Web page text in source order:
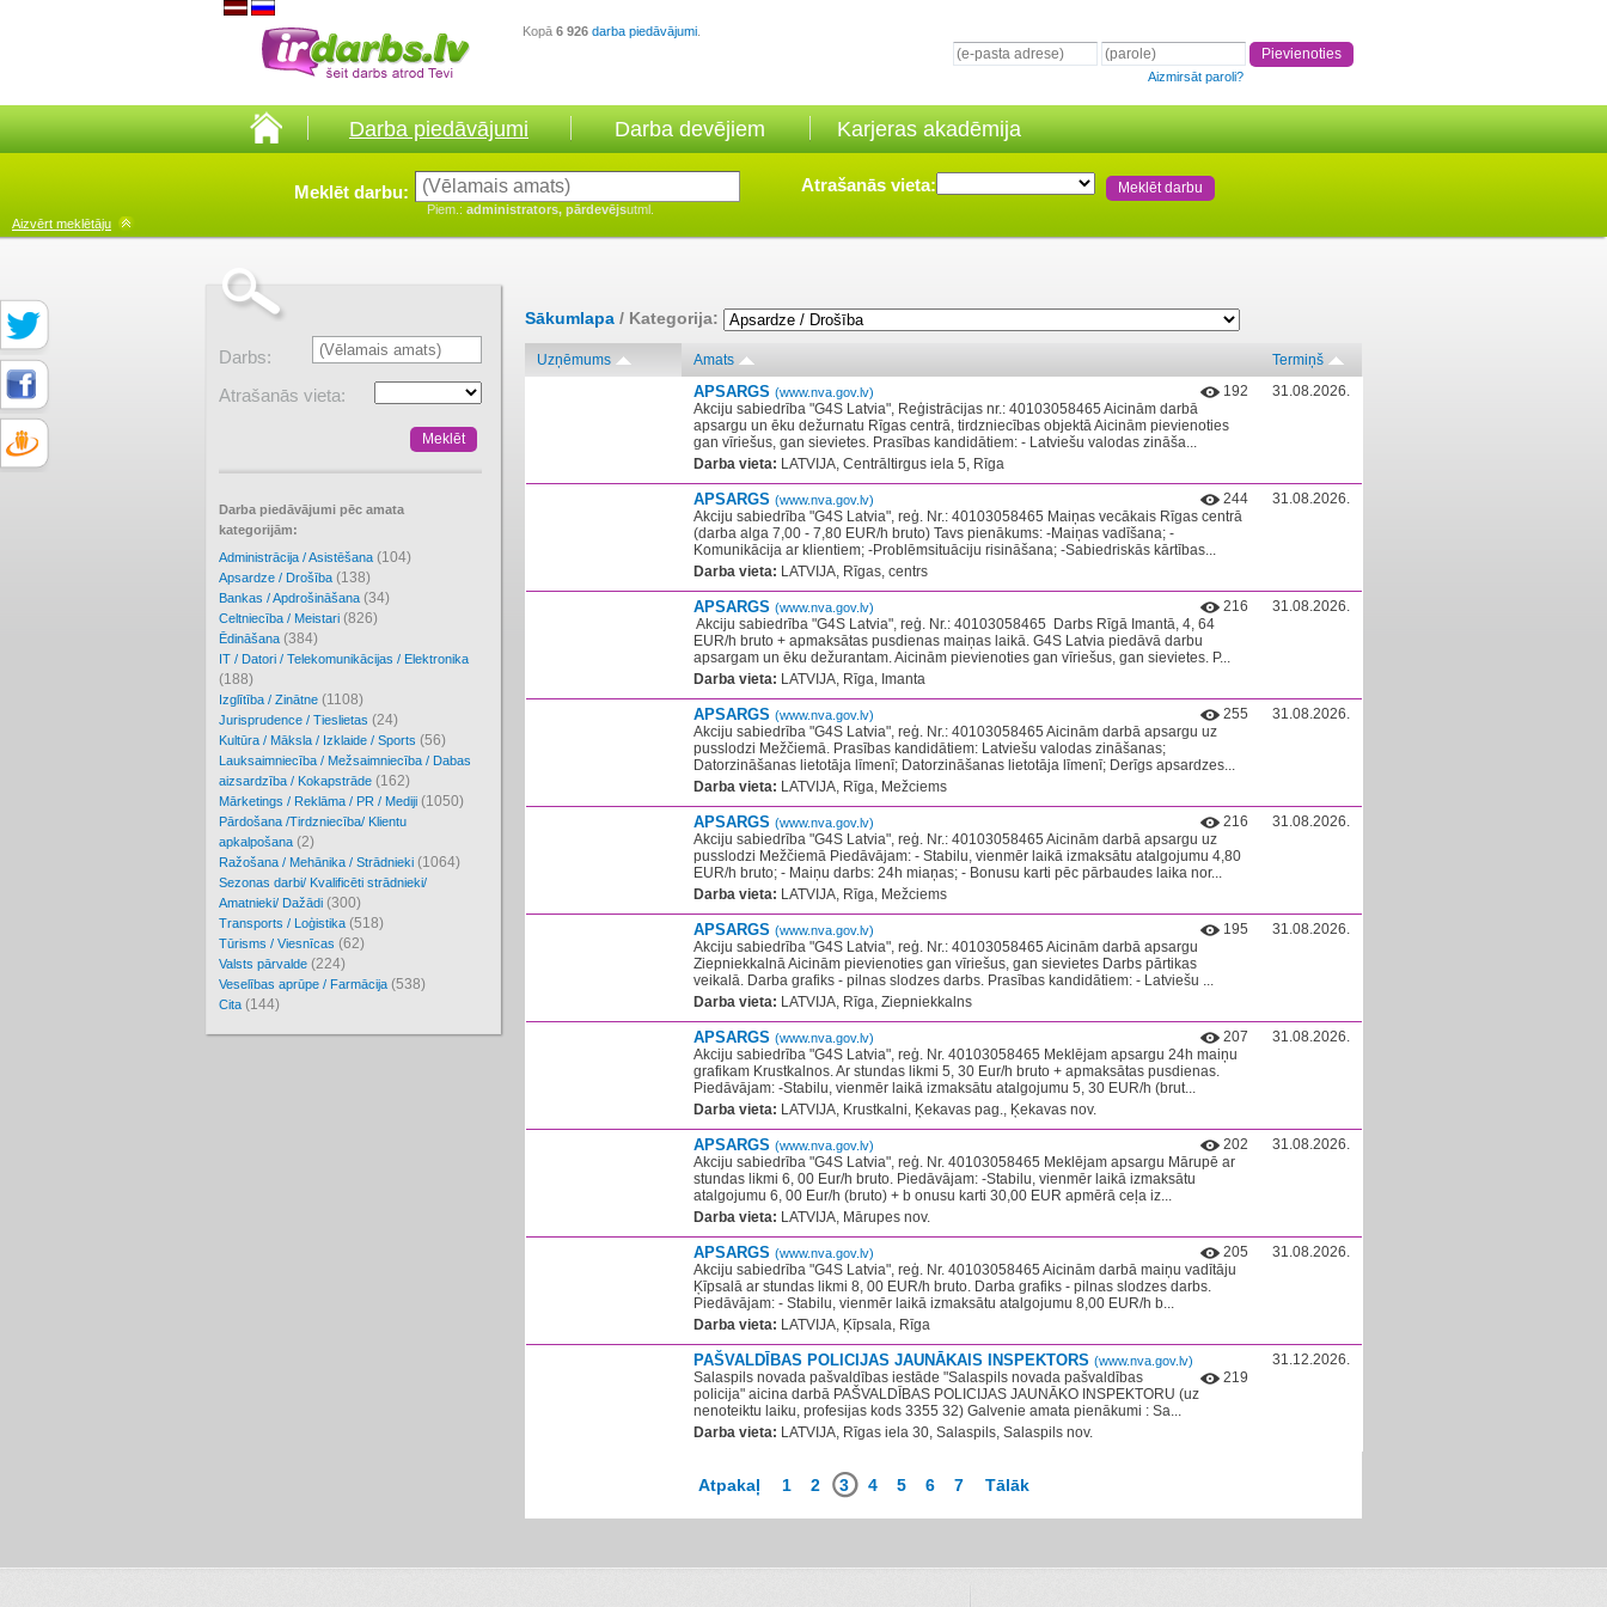
Kopā 6 926 darba piedāvājumi
Aizmirsāt paroli?
Darba piedāvājumi Darba devējiem Karjeras akadēmija
Meklēt darbu:
Piem.: administrators, pārdevējsutml.
Atrašanās vieta:
Aizvērt meklētāju
Darbs:
Atrašanās vieta:
Darba piedāvājumi pēc amata
kategorijām:
Administrācija / Asistēšana (104)
Apsardze / Drošība (138)
Bankas / Apdrošināšana (34)
Celtniecība / Meistari (826)
Ēdināšana (384)
IT / Datori / Telekomunikācijas / Elektronika
(188)
Izglītība / Zinātne (1108)
Jurisprudence / Tieslietas (24)
Kultūra / Māksla / Izklaide / Sports (56)
Lauksaimniecība / Mežsaimniecība / Dabas
aizsardzība / Kokapstrāde (162)
Mārketings / Reklāma / PR / Mediji (1050)
Pārdošana /Tirdzniecība/ Klientu
apkalpošana (2)
Ražošana / Mehānika / Strādnieki (1064)
Sezonas darbi/ Kvalificēti strādnieki/
Amatnieki/ Dažādi (300)
Transports / Loģistika (518)
Tūrisms / Viesnīcas (62)
Valsts pārvalde (224)
Veselības aprūpe / Farmācija (538)
Cita (144)
Sākumlapa / Kategorija:
Uzņēmums Amats Termiņš
APSARGS (www.nva.gov.lv)
192
Akciju sabiedrība "G4S Latvia", Reģistrācijas nr.: 40103058465 Aicinām darbā
apsargu un ēku dežurnatu Rīgas centrā, tirdzniecības objektā Aicinām pievienoties
gan vīriešus, gan sievietes. Prasības kandidātiem: - Latviešu valodas zināša...
Darba vieta: LATVIJA, Centrāltirgus iela 5, Rīga
31.08.2026.
APSARGS (www.nva.gov.lv)
244
Akciju sabiedrība "G4S Latvia", reģ. Nr.: 40103058465 Maiņas vecākais Rīgas centrā
(darba alga 7,00 - 7,80 EUR/h bruto) Tavs pienākums: -Maiņas vadīšana; -
Komunikācija ar klientiem; -Problēmsituāciju risināšana; -Sabiedriskās kārtības...
Darba vieta: LATVIJA, Rīgas, centrs
31.08.2026.
APSARGS (www.nva.gov.lv)
216
​ Akciju sabiedrība "G4S Latvia", reģ. Nr.: 40103058465 ​ Darbs Rīgā Imantā, 4, 64
EUR/h bruto + apmaksātas pusdienas maiņas laikā. G4S Latvia piedāvā darbu
apsargam un ēku dežurantam. Aicinām pievienoties gan vīriešus, gan sievietes. P...
Darba vieta: LATVIJA, Rīga, Imanta
31.08.2026.
APSARGS (www.nva.gov.lv)
255
Akciju sabiedrība "G4S Latvia", reģ. Nr.: 40103058465 Aicinām darbā apsargu uz
pusslodzi Mežčiemā. Prasības kandidātiem: Latviešu valodas zināšanas;
Datorzināšanas lietotāja līmenī; Datorzināšanas lietotāja līmenī; Derīgs apsardzes...
Darba vieta: LATVIJA, Rīga, Mežciems
31.08.2026.
APSARGS (www.nva.gov.lv)
216
Akciju sabiedrība "G4S Latvia", reģ. Nr.: 40103058465 Aicinām darbā apsargu uz
pusslodzi Mežčiemā Piedāvājam: - Stabilu, vienmēr laikā izmaksātu atalgojumu 4,80
EUR/h bruto; - Maiņu darbs: 24h miaņas; - Bonusu karti pēc pārbaudes laika nor...
Darba vieta: LATVIJA, Rīga, Mežciems
31.08.2026.
APSARGS (www.nva.gov.lv)
195
Akciju sabiedrība "G4S Latvia", reģ. Nr.: 40103058465 Aicinām darbā apsargu
Ziepniekkalnā Aicinām pievienoties gan vīriešus, gan sievietes Darbs pārtikas
veikalā. Darba grafiks - pilnas slodzes darbs. Prasības kandidātiem: - Latviešu ...
Darba vieta: LATVIJA, Rīga, Ziepniekkalns
31.08.2026.
APSARGS (www.nva.gov.lv)
207
Akciju sabiedrība "G4S Latvia", reģ. Nr. 40103058465 Meklējam apsargu 24h maiņu
grafikam Krustkalnos. Ar stundas likmi 5, 30 Eur/h bruto + apmaksātas pusdienas.
Piedāvājam: -Stabilu, vienmēr laikā izmaksātu atalgojumu 5, 30 EUR/h (brut...
Darba vieta: LATVIJA, Krustkalni, Ķekavas pag., Ķekavas nov.
31.08.2026.
APSARGS (www.nva.gov.lv)
202
Akciju sabiedrība "G4S Latvia", reģ. Nr. 40103058465 Meklējam apsargu Mārupē ar
stundas likmi 6, 00 Eur/h bruto. Piedāvājam: -Stabilu, vienmēr laikā izmaksātu
atalgojumu 6, 00 Eur/h (bruto) + b onusu karti 30,00 EUR apmērā ceļa iz...
Darba vieta: LATVIJA, Mārupes nov.
31.08.2026.
APSARGS (www.nva.gov.lv)
205
Akciju sabiedrība "G4S Latvia", reģ. Nr. 40103058465 Aicinām darbā maiņu vadītāju
Ķīpsalā ar stundas likmi 8, 00 EUR/h bruto. Darba grafiks - pilnas slodzes darbs.
Piedāvājam: - Stabilu, vienmēr laikā izmaksātu atalgojumu 8,00 EUR/h b...
Darba vieta: LATVIJA, Ķīpsala, Rīga
31.08.2026.
PAŠVALDĪBAS POLICIJAS JAUNĀKAIS INSPEKTORS (www.nva.gov.lv)
219
Salaspils novada pašvaldības iestāde "Salaspils novada pašvaldības
policija"​ aicina darbā PAŠVALDĪBAS POLICIJAS JAUNĀKO INSPEKTORU (uz
nenoteiktu laiku, profesijas kods 3355 32) Galvenie amata pienākumi : Sa...
Darba vieta: LATVIJA, Rīgas iela 30, Salaspils, Salaspils nov.
31.12.2026.
Atpakaļ 1 2 3 4 5 6 7 Tālāk